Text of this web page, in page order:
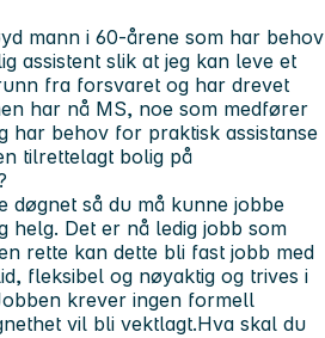
mann i 60-årene som har behov
assistent slik at jeg kan leve et
fra forsvaret og har drevet
har nå MS, noe som medfører
har behov for praktisk assistanse
tilrettelagt bolig på
døgnet så du må kunne jobbe
helg. Det er nå ledig jobb som
rette kan dette bli fast jobb med
fleksibel og nøyaktig og trives i
krever ingen formell
vil bli vektlagt.Hva skal du